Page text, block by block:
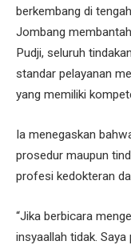
berkembang di
Jombang
Pudji, seluruh
standar pelayanan
yang memiliki
Ia menegaskan
prosedur maupun
profesi kedokteran
“Jika berbicara
insyaallah tidak.